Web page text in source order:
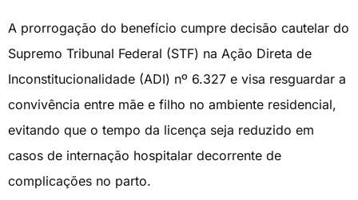
A prorrogação do benefício cumpre decisão cautelar do
Supremo Tribunal Federal (STF) na Ação Direta de
Inconstitucionalidade (ADI) nº 6.327 e visa resguardar a
convivência entre mãe e filho no ambiente residencial,
evitando que o tempo da licença seja reduzido em
casos de internação hospitalar decorrente de
complicações no parto.